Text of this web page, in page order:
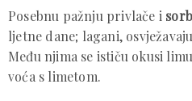
Posebnu pažnju privlače i
ljetne dane; lagani,
Među njima se ističu okusi
voća s limetom.